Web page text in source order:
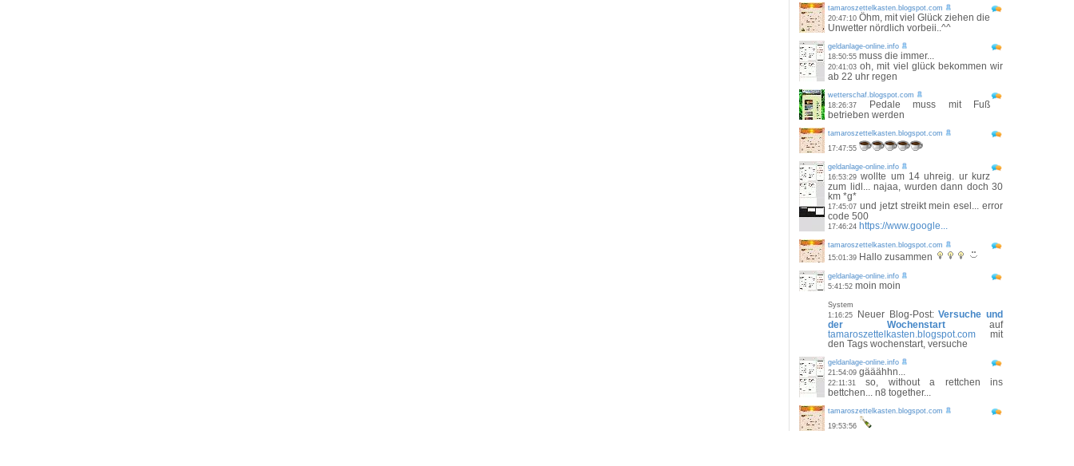
tamaroszettelkasten.blogspot.com
20:47:10 Öhm, mit viel Glück ziehen die
Unwetter nördlich vorbeii..^^
geldanlage-online.info
18:50:55 muss die immer...
20:41:03oh, mit viel glück bekommen wir
ab 22 uhr regen
wetterschaf.blogspot.com
18:26:37
Pedale muss mit Fuß
betrieben werden
tamaroszettelkasten.blogspot.com
17:47:55
geldanlage-online.info
16:53:29wollte um 14 uhreig. ur kurz
zum lidl... najaa, wurden dann doch 30
km *g*
17:45:07 und jetzt streikt mein esel... error
code 500
17:46:24 https://www.google...
tamaroszettelkasten.blogspot.com
15:01:39 Hallo zusammen
geldanlage-online.info
5:41:52 moin moin
System
1:16:25
Neuer Blog-Post:Versuche und
der Wochenstart auf
tamaroszettelkasten.blogspot.com mit
den Tags wochenstart, versuche
geldanlage-online.info
21:54:09 gääähhn...
22:11:31so, without a rettchen ins
bettchen... n8 together...
tamaroszettelkasten.blogspot.com
19:53:56